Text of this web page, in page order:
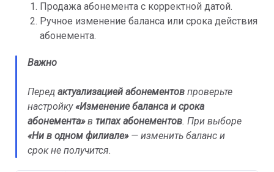
Продажа абонемента с корректной датой.
Ручное изменение баланса или срока действия
абонемента.
Важно
Перед актуализацией абонементов проверьте
настройку«Изменение баланса и срока
абонемента»в типах абонементов. При выборе
«Ни в одном филиале»— изменить баланс и
срок не получится.